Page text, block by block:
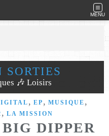
MENU
SORTIES
🎶 Loisirs
, EP , MUSIQUE ,
, LA MISSION
DIPPER